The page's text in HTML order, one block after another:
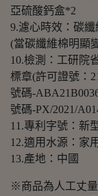
亞硫酸鈣盒*2
9.濾心時效：碳纖
(當碳纖維棉明顯
10.檢測：工研院
標章(許可證號：
號碼-
號碼-PX/2021/
11.專利字號：新
12.適用水源：家
13.產地：中國
※商品為人工丈